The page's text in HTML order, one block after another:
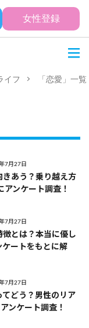
女性登録
イフ 「恋愛」一覧
7月27日
あう？乗り越え方
ンケート調査！
7月27日
とは？本当に優し
ケートをもとに解
7月27日
どう？男性のリア
ンケート調査！